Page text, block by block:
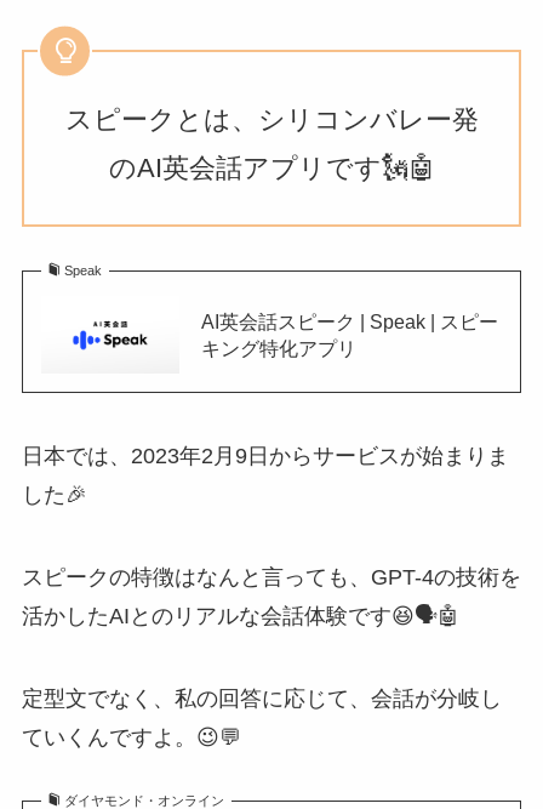
スピークとは、シリコンバレー発
のAI英会話アプリです🗽🤖
Speak
AI英会話スピーク | Speak | スピー
キング特化アプリ
日本では、2023年2月9日からサービスが始まりま
した🎉
スピークの特徴はなんと言っても、GPT-4の技術を
活かしたAIとのリアルな会話体験です😆🗣️🤖
定型文でなく、私の回答に応じて、会話が分岐し
ていくんですよ。😉💬
ダイヤモンド・オンライン